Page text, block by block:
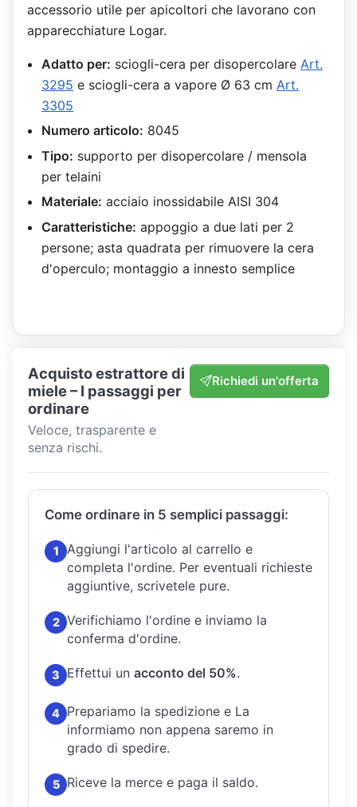
accessorio utile per apicoltori che lavorano con
apparecchiature Logar.
Adatto per: sciogli-cera per disopercolare Art.
3295 e sciogli-cera a vapore Ø 63 cm Art.
3305
Numero articolo: 8045
Tipo: supporto per disopercolare / mensola
per telaini
Materiale: acciaio inossidabile AISI 304
Caratteristiche: appoggio a due lati per 2
persone; asta quadrata per rimuovere la cera
d'operculo; montaggio a innesto semplice
Acquisto estrattore di
miele – I passaggi per
ordinare
Veloce, trasparente e
senza rischi.
Richiedi un'offerta
Come ordinare in 5 semplici passaggi:
1
Aggiungi l'articolo al carrello e
completa l'ordine. Per eventuali richieste
aggiuntive, scrivetele pure.
2 Verifichiamo l'ordine e inviamo la
conferma d'ordine.
3 Effettui un acconto del 50%.
4 Prepariamo la spedizione e La
informiamo non appena saremo in
grado di spedire.
5 Riceve la merce e paga il saldo.